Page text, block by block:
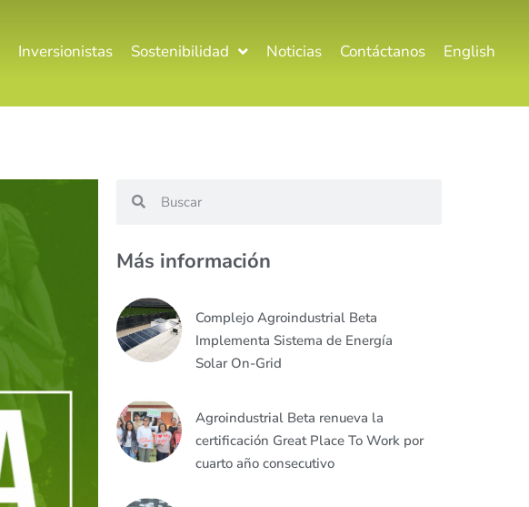
Inversionistas Sostenibilidad Noticias Contáctanos English
Más información
Complejo Agroindustrial Beta
Implementa Sistema de Energía
Solar On-Grid
Agroindustrial Beta renueva la
certificación Great Place To Work por
cuarto año consecutivo